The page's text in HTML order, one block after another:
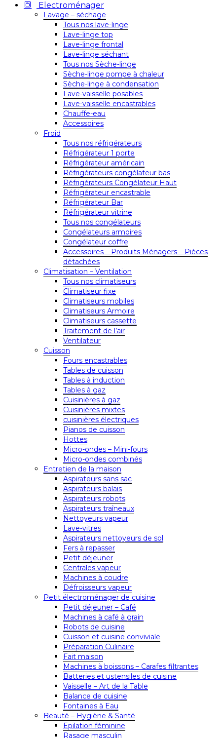
Electroménager
Lavage – séchage
Tous nos lave-linge
Lave-linge top
Lave-linge frontal
Lave-linge séchant
Tous nos Sèche-linge
Sèche-linge pompe à chaleur
Sèche-linge à condensation
Lave-vaisselle posables
Lave-vaisselle encastrables
Chauffe-eau
Accessoires
Froid
Tous nos réfrigérateurs
Réfrigérateur 1 porte
Réfrigérateur américain
Réfrigérateurs congélateur bas
Réfrigérateurs Congélateur Haut
Réfrigérateur encastrable
Réfrigérateur Bar
Réfrigérateur vitrine
Tous nos congélateurs
Congélateurs armoires
Congélateur coffre
Accessoires – Produits Ménagers – Pièces
détachées
Climatisation – Ventilation
Tous nos climatiseurs
Climatiseur fixe
Climatiseurs mobiles
Climatiseurs Armoire
Climatiseurs cassette
Traitement de l’air
Ventilateur
Cuisson
Fours encastrables
Tables de cuisson
Tables à induction
Tables à gaz
Cuisinières à gaz
Cuisinières mixtes
cuisinières électriques
Pianos de cuisson
Hottes
Micro-ondes – Mini-fours
Micro-ondes combinés
Entretien de la maison
Aspirateurs sans sac
Aspirateurs balais
Aspirateurs robots
Aspirateurs traîneaux
Nettoyeurs vapeur
Lave-vitres
Aspirateurs nettoyeurs de sol
Fers à repasser
Petit déjeuner
Centrales vapeur
Machines à coudre
Défroisseurs vapeur
Petit électroménager de cuisine
Petit déjeuner – Café
Machines à café à grain
Robots de cuisine
Cuisson et cuisine conviviale
Préparation Culinaire
Fait maison
Machines à boissons – Carafes filtrantes
Batteries et ustensiles de cuisine
Vaisselle – Art de la Table
Balance de cuisine
Fontaines à Eau
Beauté – Hygiène & Santé
Epilation féminine
Rasage masculin